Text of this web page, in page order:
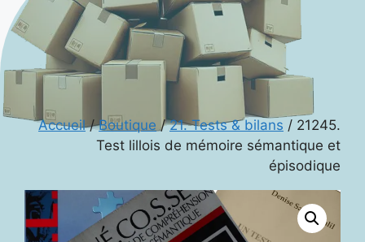
Accueil/Boutique /21. Tests & bilans / 21245.
Test lillois de mémoire sémantique et
épisodique